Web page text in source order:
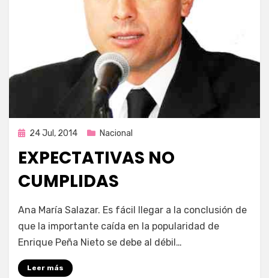
Publicada
24 Jul, 2014 Nacional
EXPECTATIVAS NO
CUMPLIDAS
porEnrique
Ana María Salazar. Es fácil llegar a la conclusión de
que la importante caída en la popularidad de
Enrique Peña Nieto se debe al débil…
Leer más